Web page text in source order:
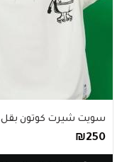
سويت شيرت كوتون بقل..
₪250